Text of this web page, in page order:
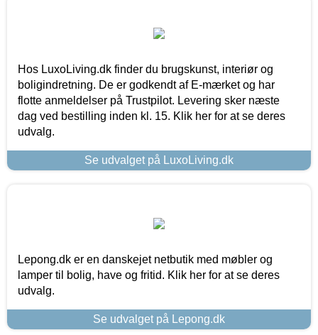
Hos LuxoLiving.dk finder du brugskunst, interiør og
boligindretning. De er godkendt af E-mærket og har
flotte anmeldelser på Trustpilot. Levering sker næste
dag ved bestilling inden kl. 15. Klik her for at se deres
udvalg.
Se udvalget på LuxoLiving.dk
Lepong.dk er en danskejet netbutik med møbler og
lamper til bolig, have og fritid. Klik her for at se deres
udvalg.
Se udvalget på Lepong.dk